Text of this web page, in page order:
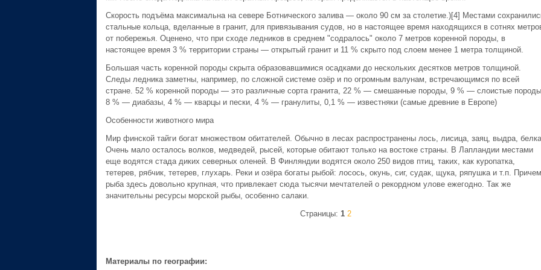
Скорость подъёма максимальна на севере Ботнического залива — около 90 см за столетие.)[4] Местами
стальные кольца, вделанные в гранит, для привязывания судов, но в настоящее время находящихся в сотнях
от побережья. Оценено, что при сходе ледников в среднем "содралось" около 7 метров коренной породы, в
настоящее время 3 % территории страны — открытый гранит и 11 % скрыто под слоем менее 1 метра толщиной.
Большая часть коренной породы скрыта образовавшимися осадками до нескольких десятков метров толщиной.
Следы ледника заметны, например, по сложной системе озёр и по огромным валунам, встречающимся по всей
стране. 52 % коренной породы — это различные сорта гранита, 22 % — смешанные породы, 9 % — слоистые
8 % — диабазы, 4 % — кварцы и пески, 4 % — гранулиты, 0,1 % — известняки (самые древние в Европе)
Особенности животного мира
Мир финской тайги богат множеством обитателей. Обычно в лесах распространены лось, лисица, заяц, выдра,
Очень мало осталось волков, медведей, рысей, которые обитают только на востоке страны. В Лапландии местами
еще водятся стада диких северных оленей. В Финляндии водятся около 250 видов птиц, таких, как куропатка,
тетерев, рябчик, тетерев, глухарь. Реки и озёра богаты рыбой: лосось, окунь, сиг, судак, щука, ряпушка и т.п. Причем
рыба здесь довольно крупная, что привлекает сюда тысячи мечтателей о рекордном улове ежегодно. Так же
значительны ресурсы морской рыбы, особенно салаки.
Страницы: 1 2
Материалы по географии: